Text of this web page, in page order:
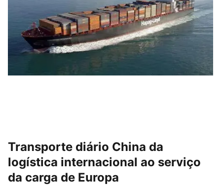
Transporte diário China da
logística internacional ao serviço
da carga de Europa